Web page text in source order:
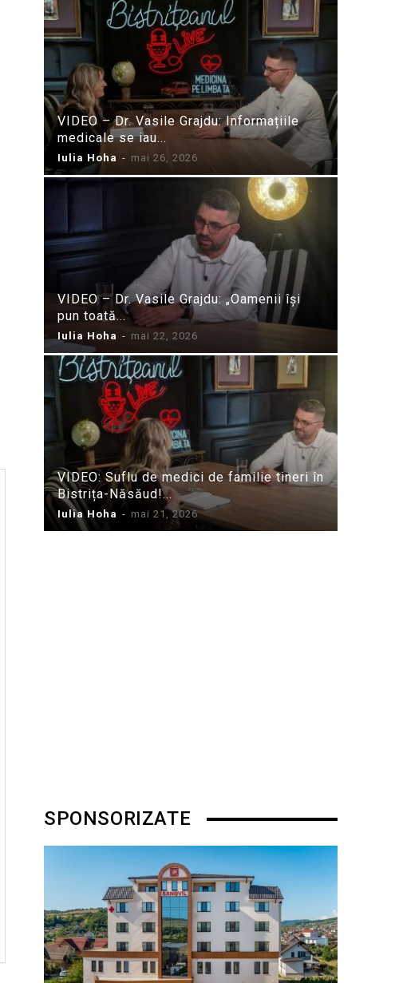
VIDEO – Dr. Vasile Grajdu: Informațiile
medicale se iau...
Iulia Hoha - mai 26, 2026
VIDEO – Dr. Vasile Grajdu: „Oamenii își
pun toată...
Iulia Hoha - mai 22, 2026
VIDEO: Suflu de medici de familie tineri în
Bistrița-Năsăud!...
Iulia Hoha - mai 21, 2026
SPONSORIZATE